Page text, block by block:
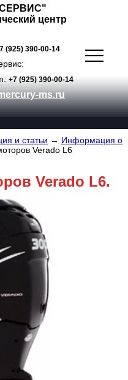
центр
(925) 390-00-14
+7 (925) 390-00-14
ms.ru
и статьи → Информация о
Verado L6
Verado L6.